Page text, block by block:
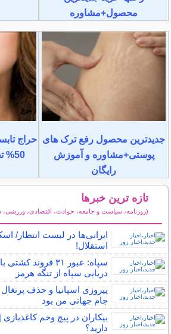
محصول+مشاوره
جدیدترین محصول رفع ترک های
پوستی+مشاوره و آموزش
رایگان
حراج
50% تخفیف لوازم آرایشی
تازه ترین خبرها
(روزنامه، سیاست و جامعه، حوادث، اقتصادی، ورزشی،
ایرانی‌ها در لیست انتظار/
استقلال!
سپاه: عبور ۳۱
دریایی سپاه از تنگه هرمز
پیروزی اسپانیا و حذف پرتغال
جام جهانی من بود
بیکاران در پیچ وخم
دارید؟